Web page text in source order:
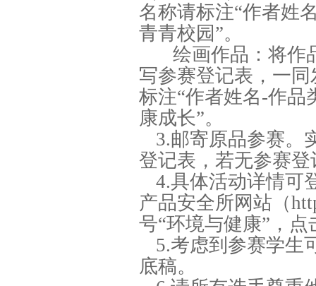
名称请标注“作者姓
青青校园”。
绘画作品：将作
写参赛登记表，一
标注“作者姓名-作品
康成长”。
3.邮寄原品参赛。
登记表，若无参赛
4.具体活动详情可
产品安全所网站（
号“环境与健康”，
5.考虑到参赛学生
底稿。